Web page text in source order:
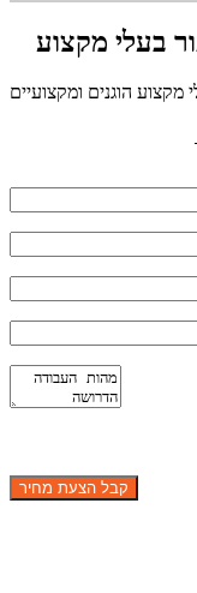
בעלי מקצוע
הוגנים ומקצועיים